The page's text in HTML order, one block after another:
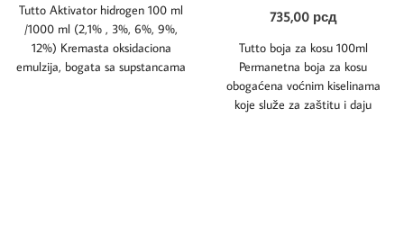
Tutto Aktivator hidrogen 100 ml
/1000 ml (2,1% , 3%, 6%, 9%,
12%) Kremasta oksidaciona
emulzija, bogata sa supstancama
735,00 рсд
Tutto boja za kosu 100ml
Permanetna boja za kosu
obogaćena voćnim kiselinama
koje služe za zaštitu i daju